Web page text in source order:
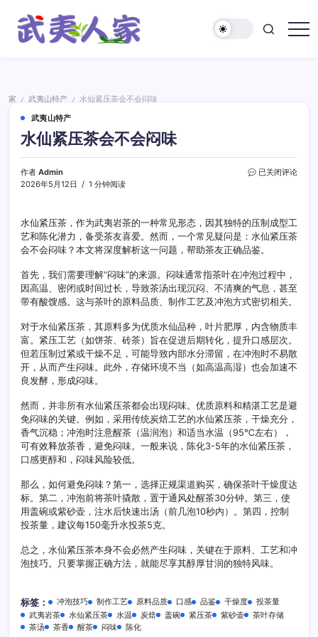
家
家 / 武夷山特产 /
水仙紧压茶会不会闷味
武夷山特产
水仙紧压茶会不会闷味
作者 Admin
2026年5月12日
1 分钟阅读
水
茶
会
不
会
味
已关闭评论
水仙紧压茶，作为武夷岩茶的一种常见形态，因其独特的压制成型工
艺和陈化潜力，备受茶友喜爱。然而，一个常见疑问是：水仙紧压茶
会不会闷味？本文将深度解析这一问题，帮助茶友正确品鉴。
首先，我们需要理解“闷味”的来源。闷味通常指茶叶在冲泡过程中，
因高温、密闭或时间过长，导致茶汤出现沉闷、不清爽的气息，甚至
带有酸馊感。这与茶叶的原料品质、制作工艺及冲泡方式密切相关。
对于水仙紧压茶，其原料多为优质水仙品种，叶片肥厚，内含物质丰
富。紧压工艺（如饼茶、砖茶）旨在促进后期转化，提升口感层次。
但若压制过紧或干燥不足，可能导致内部水分滞留，在冲泡时不易散
开，从而产生闷味。此外，存储环境不当（如高温高湿）也会加速不
良发酵，形成闷味。
然而，并非所有水仙紧压茶都会出现闷味。优质原料和精湛工艺是避
免闷味的关键。例如，采用传统炭焙工艺的水仙紧压茶，干燥充分，
香气沉稳；冲泡时注意醒茶（温润泡）和适当水温（95℃左右），
可有效释放茶香，避免闷味。一般来说，陈化3-5年的水仙紧压茶，
口感更醇和，闷味风险较低。
那么，如何避免闷味？第一，选择正规渠道购买，确保茶叶干燥度达
标。第二，冲泡前将茶叶撬散，置于通风处醒茶30分钟。第三，使
用盖碗或紫砂壶，注水后快速出汤（前几泡10秒内）。第四，控制
投茶量，建议每150毫升水投茶5克。
总之，水仙紧压茶本身不会必然产生闷味，关键在于原料、工艺和冲
泡技巧。只要掌握正确方法，就能尽享其醇厚甘润的独特风味。
标签： 冲泡技巧 制作工艺 原料品质 口感 品鉴 干燥度
投茶量
武夷岩茶
水仙紧压茶 水温 炭焙 盖碗 紧压茶 紫砂壶
茶叶存储
茶汤
茶香 醒茶 闷味 陈化